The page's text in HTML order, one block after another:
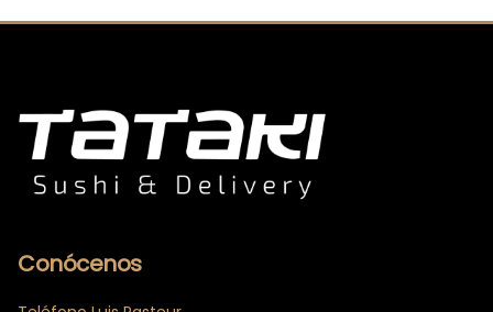
Conócenos